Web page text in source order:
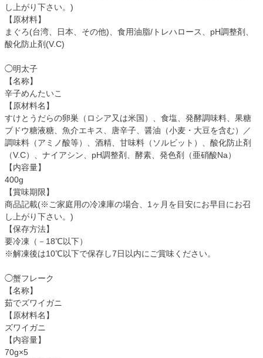
し上がり下さい。)
【原材料】
まぐろ(台湾、日本、その他)、食用油脂/トレハロース、pH調整剤、
酸化防止剤(V.C)
◯明太子
【名称】
辛子めんたいこ
【原材料名】
すけとうだらの卵巣（ロシア又は米国）、食塩、発酵調味料、果糖
ブドウ糖液糖、魚介エキス、唐辛子、醤油（小麦・大豆を含む）／
調味料（アミノ酸等）、酒精、甘味料（ソルビット）、酸化防止剤
（V.C）、ナイアシン、pH調整剤、酵素、発色剤（亜硝酸Na）
【内容量】
400g
【賞味期限】
商品記載(※ご家庭用の冷凍庫の場合、1ヶ月を目安にお早目にお召
し上がり下さい。)
【保存方法】
要冷凍（－18℃以下）
※解凍後は10℃以下で保存し7日以内にご賞味ください。
◯蟹フレーク
【名称】
茹でズワイガニ
【原材料名】
ズワイガニ
【内容量】
70g×5